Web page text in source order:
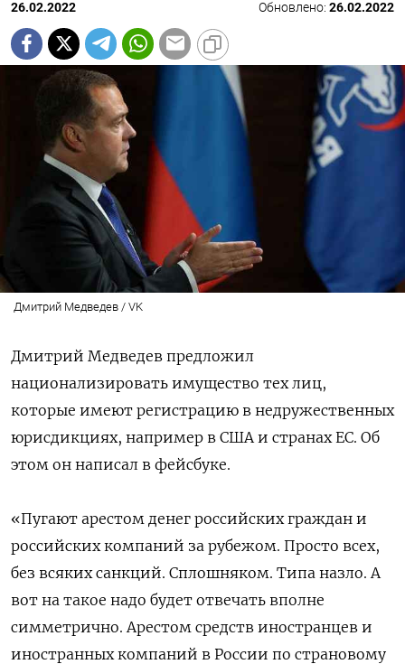
26.02.2022 Обновлено: 26.02.2022
Дмитрий Медведев / VK
Дмитрий Медведев предложил
национализировать имущество тех лиц,
которые имеют регистрацию в недружественных
юрисдикциях, например в США и странах ЕС. Об
этом он написал в фейсбуке.
«Пугают арестом денег российских граждан и
российских компаний за рубежом. Просто всех,
без всяких санкций. Сплошняком. Типа назло. А
вот на такое надо будет отвечать вполне
симметрично. Арестом средств иностранцев и
иностранных компаний в России по страновому